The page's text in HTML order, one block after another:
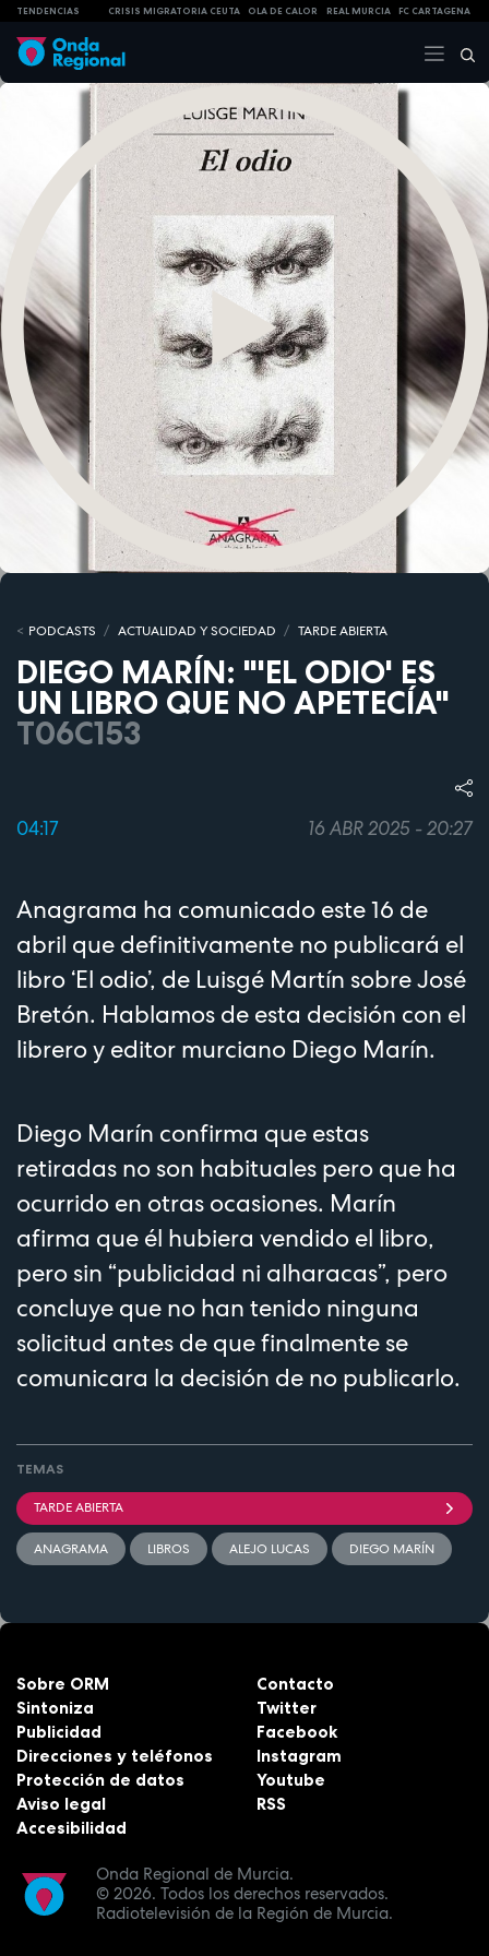
TENDENCIAS CRISIS MIGRATORIA CEUTA OLA DE CALOR REAL MURCIA FC CARTAGENA
PODCASTS ACTUALIDAD Y SOCIEDAD TARDE ABIERTA
DIEGO MARÍN: "'EL ODIO' ES
UN LIBRO QUE NO APETECÍA"
T06C153
04:17 16 ABR 2025 - 20:27
Anagrama ha comunicado este 16 de
abril que definitivamente no publicará el
libro ‘El odio’, de Luisgé Martín sobre José
Bretón. Hablamos de esta decisión con el
librero y editor murciano Diego Marín.
Diego Marín confirma que estas
retiradas no son habituales pero que ha
ocurrido en otras ocasiones. Marín
afirma que él hubiera vendido el libro,
pero sin “publicidad ni alharacas”, pero
concluye que no han tenido ninguna
solicitud antes de que finalmente se
comunicara la decisión de no publicarlo.
TEMAS
TARDE ABIERTA
ANAGRAMA LIBROS ALEJO LUCAS DIEGO MARÍN
Onda Regional de Murcia.
© 2026. Todos los derechos reservados.
Radiotelevisión de la Región de Murcia.
Sobre ORM
Sintoniza
Publicidad
Direcciones y teléfonos
Protección de datos
Aviso legal
Accesibilidad
Contacto
Twitter
Facebook
Instagram
Youtube
RSS